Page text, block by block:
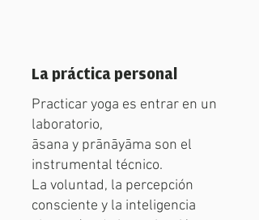
La práctica personal
Practicar yoga es entrar en un
laboratorio,
āsana y prānāyāma son el
instrumental técnico.
La voluntad, la percepción
consciente y la inteligencia